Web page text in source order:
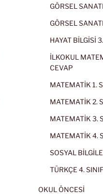
GÖRSEL
GÖRSEL
HAYAT BİLGİSİ
İLKOKUL
CEVAP
MATEMATİK 1.
MATEMATİK 2.
MATEMATİK 3.
MATEMATİK 4.
SOSYAL
TÜRKÇE 4. SINIF
OKUL ÖNCESİ